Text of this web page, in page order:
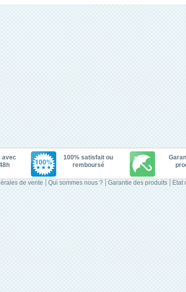
avec
100% satisfait ou
remboursé
de vente Qui sommes nous ? Garantie des produits Etat